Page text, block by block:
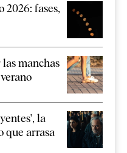
2026: fases,
manchas
la
que arrasa